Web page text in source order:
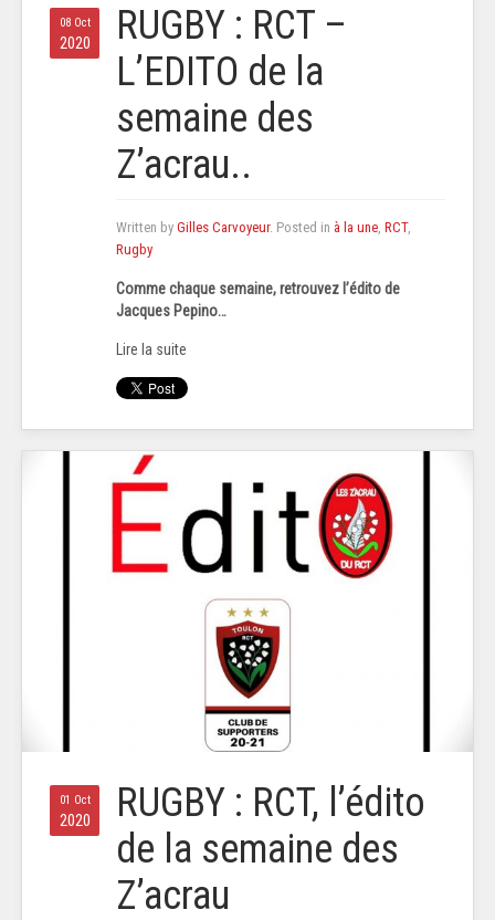
08 Oct
2020
RUGBY : RCT –
L’EDITO de la
semaine des
Z’acrau..
Written by Gilles Carvoyeur. Posted in à la une RCT,
Rugby
Comme chaque semaine, retrouvez l’édito de
Jacques Pepino…
Lire la suite
01 Oct
2020
RUGBY : RCT, l’édito
de la semaine des
Z’acrau